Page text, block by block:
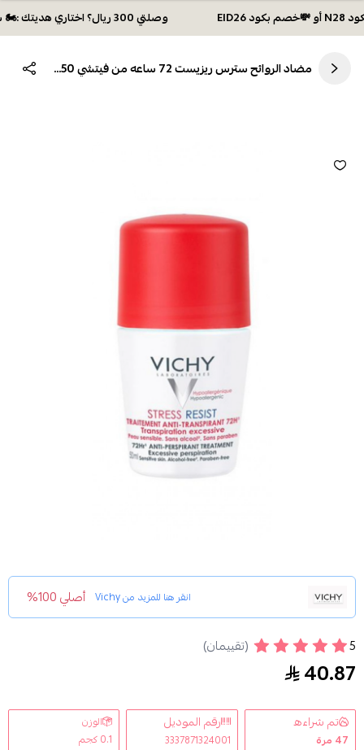
وصلتي 300 ريال؟ اختاري هديتك :🏍 شحن مجاني بكود N28 أو 💸خصم بكود EID26
مضاد الروائح سترس ريزيست 72 ساعه من فيتشي 50مل
انقر هنا للمزيد منVichy أصلي 100%
مضاد الروائح سترس ريزيست 72 ساعه من فيتشي 50مل
5 (تقييمان)
40.87
تم شراءه
47 مرة
رقم الموديل
3337871324001
الوزن
0.1 كجم